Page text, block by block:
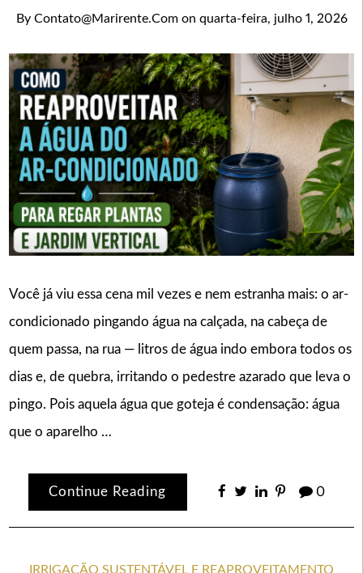
By Contato@marirente.com on quarta-feira, julho 1, 2026
Você já viu essa cena mil vezes e nem estranha mais: o ar-
condicionado pingando água na calçada, na cabeça de
quem passa, na rua — litros de água indo embora todos os
dias e, de quebra, irritando o pedestre azarado que leva o
pingo. Pois aquela água que goteja é condensação: água
que o aparelho …
Continue Reading 0
IRRIGAÇÃO SUSTENTÁVEL E REAPROVEITAMENTO